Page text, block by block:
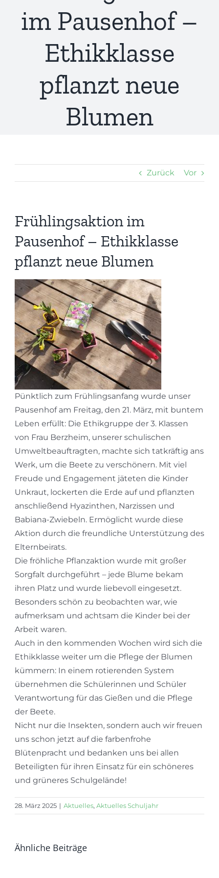
im Pausenhof –
Ethikklasse
pflanzt neue
Blumen
Zurück Vor
Frühlingsaktion im
Pausenhof – Ethikklasse
pflanzt neue Blumen
Pünktlich zum Frühlingsanfang wurde unser
Pausenhof am Freitag, den 21. März, mit buntem
Leben erfüllt: Die Ethikgruppe der 3. Klassen
von Frau Berzheim, unserer schulischen
Umweltbeauftragten, machte sich tatkräftig ans
Werk, um die Beete zu verschönern. Mit viel
Freude und Engagement jäteten die Kinder
Unkraut, lockerten die Erde auf und pflanzten
anschließend Hyazinthen, Narzissen und
Babiana-Zwiebeln. Ermöglicht wurde diese
Aktion durch die freundliche Unterstützung des
Elternbeirats.
Die fröhliche Pflanzaktion wurde mit großer
Sorgfalt durchgeführt – jede Blume bekam
ihren Platz und wurde liebevoll eingesetzt.
Besonders schön zu beobachten war, wie
aufmerksam und achtsam die Kinder bei der
Arbeit waren.
Auch in den kommenden Wochen wird sich die
Ethikklasse weiter um die Pflege der Blumen
kümmern: In einem rotierenden System
übernehmen die Schülerinnen und Schüler
Verantwortung für das Gießen und die Pflege
der Beete.
Nicht nur die Insekten, sondern auch wir freuen
uns schon jetzt auf die farbenfrohe
Blütenpracht und bedanken uns bei allen
Beteiligten für ihren Einsatz für ein schöneres
und grüneres Schulgelände!
28. März 2025 | Aktuelles, Aktuelles Schuljahr
Ähnliche Beiträge